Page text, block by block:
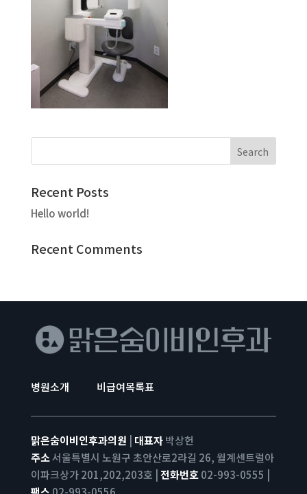
Recent Posts
Hello world!
Recent Comments
병원소개 비급여목록표
맑은숨이비인후과의원 대표자박상헌
주소서울특별시 노원구 초안산로2라길 26, 월계센트럴아
이파크상가 201,202,203호 | 전화번호02-993-0555 |